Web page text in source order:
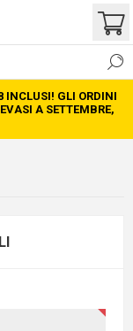
INCLUSI! GLI ORDINI
A SETTEMBRE,